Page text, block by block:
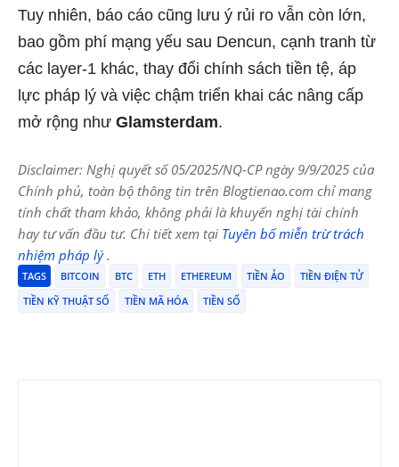
Tuy nhiên, báo cáo cũng lưu ý rủi ro vẫn còn lớn,
bao gồm phí mạng yếu sau Dencun, cạnh tranh từ
các layer-1 khác, thay đổi chính sách tiền tệ, áp
lực pháp lý và việc chậm triển khai các nâng cấp
mở rộng như Glamsterdam.
Disclaimer: Nghị quyết số 05/2025/NQ-CP ngày 9/9/2025 của
Chính phủ, toàn bộ thông tin trên Blogtienao.com chỉ mang
tính chất tham khảo, không phải là khuyến nghị tài chính
hay tư vấn đầu tư. Chi tiết xem tại Tuyên bố miễn trừ trách
nhiệm pháp lý.
TAGS BITCOIN BTC ETH ETHEREUM TIỀN ẢO
TIỀN ĐIỆN TỬ
TIỀN KỸ THUẬT SỐ
TIỀN MÃ HÓA TIỀN SỐ